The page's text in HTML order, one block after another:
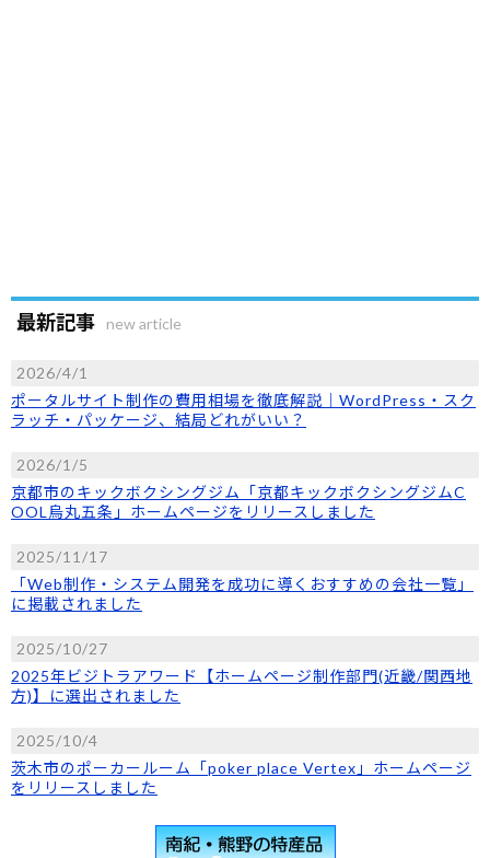
最新記事 new article
2026/4/1
ポータルサイト制作の費用相場を徹底解説｜WordPress・スク
ラッチ・パッケージ、結局どれがいい？
2026/1/5
京都市のキックボクシングジム「京都キックボクシングジムC
OOL烏丸五条」ホームページをリリースしました
2025/11/17
「Web制作・システム開発を成功に導くおすすめの会社一覧」
に掲載されました
2025/10/27
2025年ビジトラアワード【ホームページ制作部門(近畿/関西地
方)】に選出されました
2025/10/4
茨木市のポーカールーム「poker place Vertex」ホームページ
をリリースしました